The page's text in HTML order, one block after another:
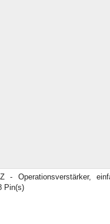
- Operationsverstärker,
Pin(s)